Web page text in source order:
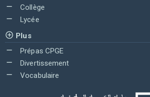
Collège
Lycée
Plus
Prépas CPGE
Divertissement
Vocabulaire